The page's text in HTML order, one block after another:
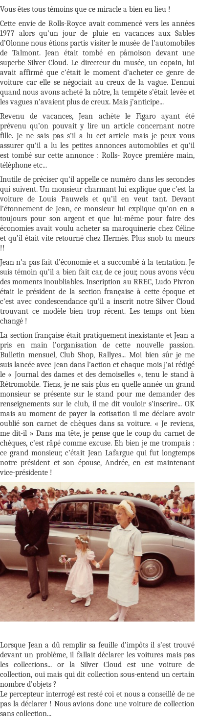
Vous êtes tous témoins que ce miracle a bien eu lieu !
Cette envie de Rolls-Royce avait commencé vers les années
1977 alors qu’un jour de pluie en vacances aux Sables
d’Olonne nous étions partis visiter le musée de l’automobiles
de Talmont. Jean était tombé en pâmoison devant une
superbe Silver Cloud. Le directeur du musée, un copain, lui
avait affirmé que c’était le moment d’acheter ce genre de
voiture car elle se négociait au creux de la vague. L’ennui
quand nous avons acheté la nôtre, la tempête s’était levée et
les vagues n’avaient plus de creux. Mais j’anticipe...
Revenu de vacances, Jean achète le Figaro ayant été
prévenu qu’on pouvait y lire un article concernant notre
fille. Je ne sais pas s’il a lu cet article mais je peux vous
assurer qu’il a lu les petites annonces automobiles et qu’il
est tombé sur cette annonce : Rolls- Royce première main,
téléphone etc...
Inutile de préciser qu’il appelle ce numéro dans les secondes
qui suivent. Un monsieur charmant lui explique que c’est la
voiture de Louis Pauwels et qu’il en veut tant. Devant
l’étonnement de Jean, ce monsieur lui explique qu’on en a
toujours pour son argent et que lui-même pour faire des
économies avait voulu acheter sa maroquinerie chez Céline
et qu’il était vite retourné chez Hermès. Plus snob tu meurs
!!
Jean n’a pas fait d’économie et a succombé à la tentation. Je
suis témoin qu’il a bien fait car, de ce jour, nous avons vécu
des moments inoubliables. Inscription au RREC, Ludo Pivron
était le président de la section française à cette époque et
c’est avec condescendance qu’il a inscrit notre Silver Cloud
trouvant ce modèle bien trop récent. Les temps ont bien
changé !
La section française était pratiquement inexistante et Jean a
pris en main l’organisation de cette nouvelle passion.
Bulletin mensuel, Club Shop, Rallyes... Moi bien sûr je me
suis lancée avec Jean dans l’action et chaque mois j’ai rédigé
le « Journal des dames et des demoiselles », tenu le stand à
Rétromobile. Tiens, je ne sais plus en quelle année un grand
monsieur se présente sur le stand pour me demander des
renseignements sur le club, il me dit vouloir s’inscrire... OK
mais au moment de payer la cotisation il me déclare avoir
oublié son carnet de chèques dans sa voiture. « Je reviens,
me dit-il » Dans ma tête, je pense que le coup du carnet de
chèques, c’est râpé comme excuse. Eh bien je me trompais :
ce grand monsieur, c’était Jean Lafargue qui fut longtemps
notre président et son épouse, Andrée, en est maintenant
vice-présidente !
Lorsque Jean a dû remplir sa feuille d’impôts il s’est trouvé
devant un problème, il fallait déclarer les voitures mais pas
les collections... or la Silver Cloud est une voiture de
collection, oui mais qui dit collection sous-entend un certain
nombre d’objets ?
Le percepteur interrogé est resté coi et nous a conseillé de ne
pas la déclarer ! Nous avions donc une voiture de collection
sans collection...